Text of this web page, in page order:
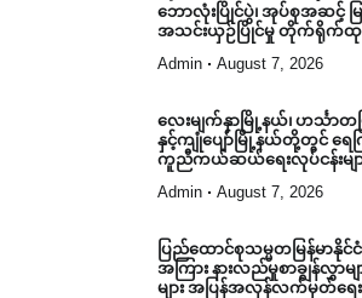
ဘောလုံးပြိုင်ပွဲ၊ အုပ်စုအဆင့် မ
အသင်းယှဉ်ပြိုင်မှု တိုက်ရိုက်
Admin August 7, 2026
လေးမျက်နှာမြို့နယ်၊ ဟင်္သာ
နှင့်ကျုံပျော်မြို့နယ်တို့တွင် ရေကြီ
ကူညီကယ်ဆယ်ရေးလုပ်ငန်းမ
Admin August 7, 2026
ပြည်ထောင်စုသမ္မတမြန်မာနို
အကြား နားလည်မှုစာချွန်လွှာမ
များ အပြန်အလှန်လက်မှတ်ရ